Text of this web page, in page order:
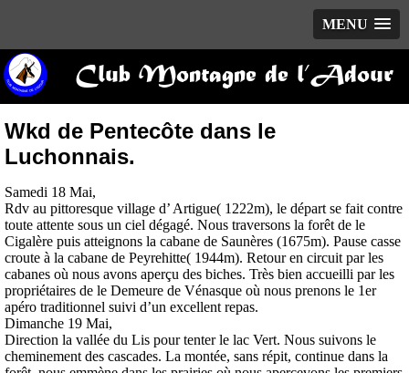
MENU
Club Montagne de l’Adour
Wkd de Pentecôte dans le
Luchonnais.
Samedi 18 Mai,
Rdv au pittoresque village d’ Artigue( 1222m), le départ se fait contre
toute attente sous un ciel dégagé. Nous traversons la forêt de le
Cigalère puis atteignons la cabane de Saunères (1675m). Pause casse
croute à la cabane de Peyrehitte( 1944m). Retour en circuit par les
cabanes où nous avons aperçu des biches. Très bien accueilli par les
propriétaires de le Demeure de Vénasque où nous prenons le 1er
apéro traditionnel suivi d’un excellent repas.
Dimanche 19 Mai,
Direction la vallée du Lis pour tenter le lac Vert. Nous suivons le
cheminement des cascades. La montée, sans répit, continue dans la